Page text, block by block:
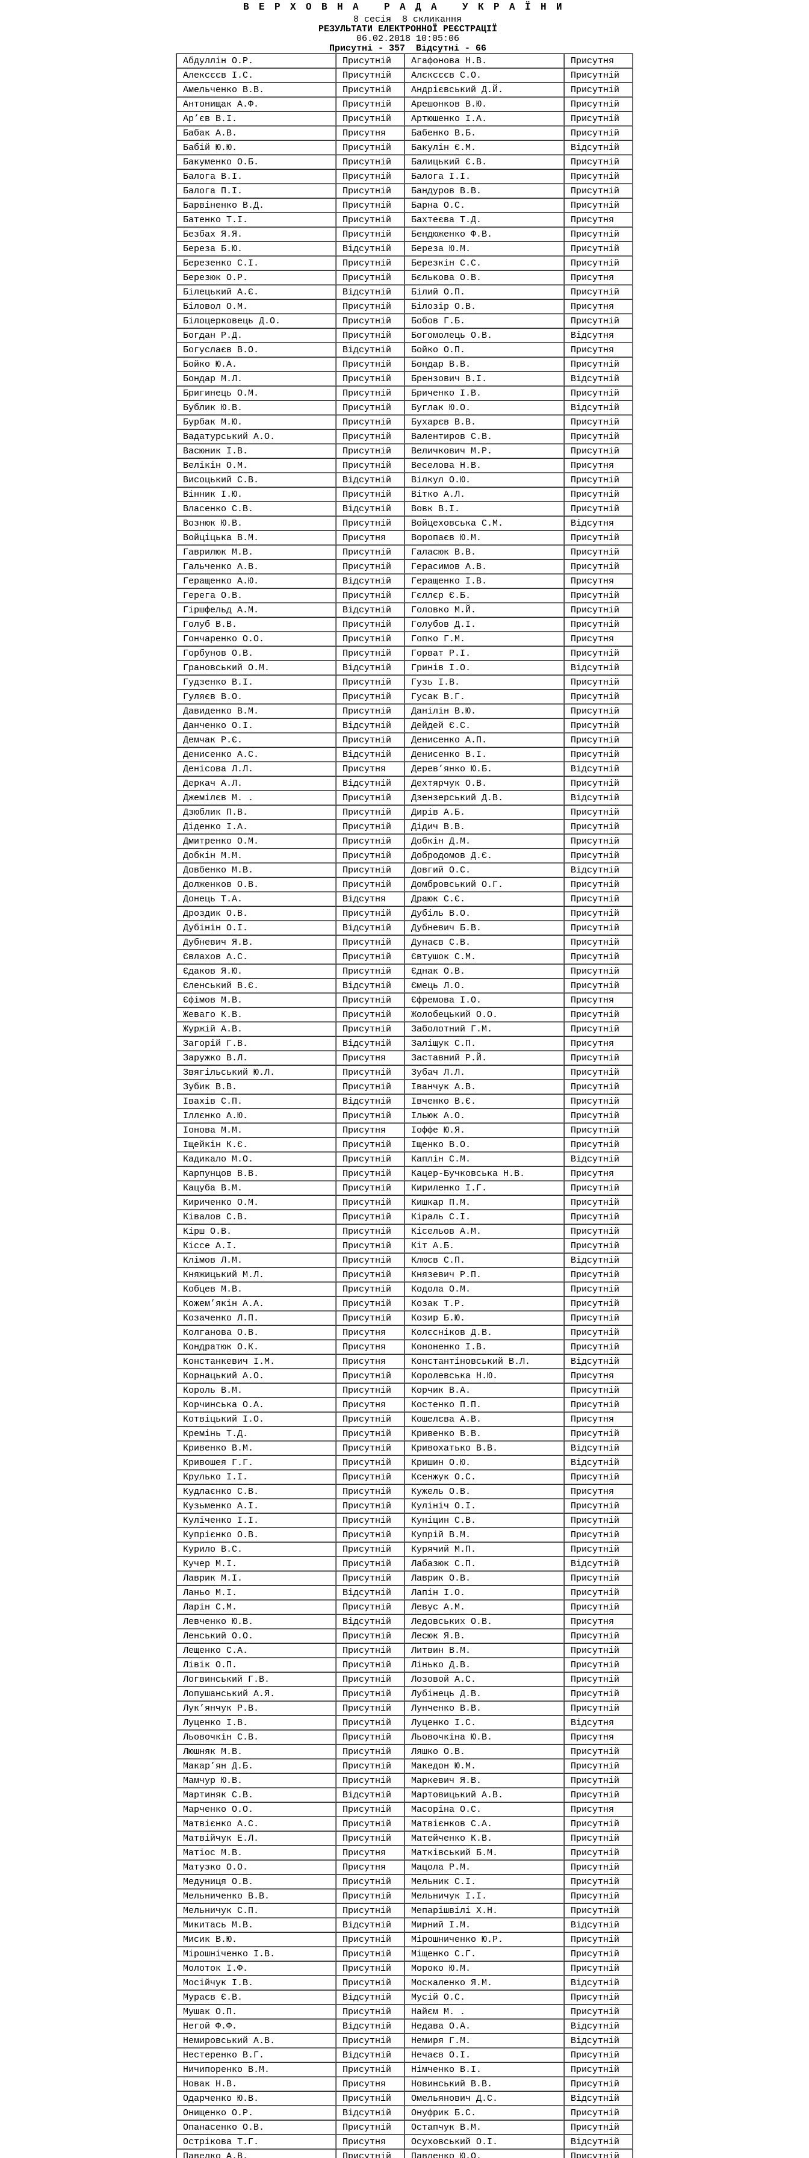
ВЕРХОВНА РАДА УКРАЇНИ
8 сесія 8 скликання
РЕЗУЛЬТАТИ ЕЛЕКТРОННОЇ РЕЄСТРАЦІЇ
06.02.2018 10:05:06
Присутні - 357 Відсутні - 66
Абдуллін О.Р.
Присутній Агафонова Н.В.
Присутня
Алексєєв І.С.
Присутній Алєксєєв С.О.
Присутній
Амельченко В.В.
Присутній Андрієвський Д.Й.
Присутній
Антонищак А.Ф.
Присутній Арешонков В.Ю.
Присутній
Ар’єв В.І.
Присутній Артюшенко І.А.
Присутній
Бабак А.В.
Присутня Бабенко В.Б.
Присутній
Бабій Ю.Ю.
Присутній Бакулін Є.М.
Відсутній
Бакуменко О.Б.
Присутній Балицький Є.В.
Присутній
Балога В.І.
Присутній Балога І.І.
Присутній
Балога П.І.
Присутній Бандуров В.В.
Присутній
Барвіненко В.Д.
Присутній Барна О.С.
Присутній
Батенко Т.І.
Присутній Бахтеєва Т.Д.
Присутня
Безбах Я.Я.
Присутній Бендюженко Ф.В.
Присутній
Береза Б.Ю.
Відсутній Береза Ю.М.
Присутній
Березенко С.І.
Присутній Березкін С.С.
Присутній
Березюк О.Р.
Присутній Бєлькова О.В.
Присутня
Білецький А.Є.
Відсутній Білий О.П.
Присутній
Біловол О.М.
Присутній Білозір О.В.
Присутня
Білоцерковець Д.О.
Присутній Бобов Г.Б.
Присутній
Богдан Р.Д.
Присутній Богомолець О.В.
Відсутня
Богуслаєв В.О.
Відсутній Бойко О.П.
Присутня
Бойко Ю.А.
Присутній Бондар В.В.
Присутній
Бондар М.Л.
Присутній Брензович В.І.
Відсутній
Бригинець О.М.
Присутній Бриченко І.В.
Присутній
Бублик Ю.В.
Присутній Буглак Ю.О.
Відсутній
Бурбак М.Ю.
Присутній Бухарєв В.В.
Присутній
Вадатурський А.О.
Присутній Валентиров С.В.
Присутній
Васюник І.В.
Присутній Величкович М.Р.
Присутній
Велікін О.М.
Присутній Веселова Н.В.
Присутня
Висоцький С.В.
Відсутній Вілкул О.Ю.
Присутній
Вінник І.Ю.
Присутній Вітко А.Л.
Присутній
Власенко С.В.
Відсутній Вовк В.І.
Присутній
Вознюк Ю.В.
Присутній Войцеховська С.М.
Відсутня
Войціцька В.М.
Присутня Воропаєв Ю.М.
Присутній
Гаврилюк М.В.
Присутній Галасюк В.В.
Присутній
Гальченко А.В.
Присутній Герасимов А.В.
Присутній
Геращенко А.Ю.
Відсутній Геращенко І.В.
Присутня
Герега О.В.
Присутній Гєллєр Є.Б.
Присутній
Гіршфельд А.М.
Відсутній Головко М.Й.
Присутній
Голуб В.В.
Присутній Голубов Д.І.
Присутній
Гончаренко О.О.
Присутній Гопко Г.М.
Присутня
Горбунов О.В.
Присутній Горват Р.І.
Присутній
Грановський О.М.
Відсутній Гринів І.О.
Відсутній
Гудзенко В.І.
Присутній Гузь І.В.
Присутній
Гуляєв В.О.
Присутній Гусак В.Г.
Присутній
Давиденко В.М.
Присутній Данілін В.Ю.
Присутній
Данченко О.І.
Відсутній Дейдей Є.С.
Присутній
Демчак Р.Є.
Присутній Денисенко А.П.
Присутній
Денисенко А.С.
Відсутній Денисенко В.І.
Присутній
Денісова Л.Л.
Присутня Дерев’янко Ю.Б.
Відсутній
Деркач А.Л.
Відсутній Дехтярчук О.В.
Присутній
Джемілєв М. .
Присутній Дзензерський Д.В.
Відсутній
Дзюблик П.В.
Присутній Дирів А.Б.
Присутній
Діденко І.А.
Присутній Дідич В.В.
Присутній
Дмитренко О.М.
Присутній Добкін Д.М.
Присутній
Добкін М.М.
Присутній Добродомов Д.Є.
Присутній
Довбенко М.В.
Присутній Довгий О.С.
Відсутній
Долженков О.В.
Присутній Домбровський О.Г.
Присутній
Донець Т.А.
Відсутня Драюк С.Є.
Присутній
Дроздик О.В.
Присутній Дубіль В.О.
Присутній
Дубінін О.І.
Відсутній Дубневич Б.В.
Присутній
Дубневич Я.В.
Присутній Дунаєв С.В.
Присутній
Євлахов А.С.
Присутній Євтушок С.М.
Присутній
Єдаков Я.Ю.
Присутній Єднак О.В.
Присутній
Єленський В.Є.
Відсутній Ємець Л.О.
Присутній
Єфімов М.В.
Присутній Єфремова І.О.
Присутня
Жеваго К.В.
Присутній Жолобецький О.О.
Присутній
Журжій А.В.
Присутній Заболотний Г.М.
Присутній
Загорій Г.В.
Відсутній Заліщук С.П.
Присутня
Заружко В.Л.
Присутня Заставний Р.Й.
Присутній
Звягільський Ю.Л.
Присутній Зубач Л.Л.
Присутній
Зубик В.В.
Присутній Іванчук А.В.
Присутній
Івахів С.П.
Відсутній Івченко В.Є.
Присутній
Іллєнко А.Ю.
Присутній Ільюк А.О.
Присутній
Іонова М.М.
Присутня Іоффе Ю.Я.
Присутній
Іщейкін К.Є.
Присутній Іщенко В.О.
Присутній
Кадикало М.О.
Присутній Каплін С.М.
Відсутній
Карпунцов В.В.
Присутній Кацер-Бучковська Н.В.
Присутня
Кацуба В.М.
Присутній Кириленко І.Г.
Присутній
Кириченко О.М.
Присутній Кишкар П.М.
Присутній
Ківалов С.В.
Присутній Кіраль С.І.
Присутній
Кірш О.В.
Присутній Кісельов А.М.
Присутній
Кіссе А.І.
Присутній Кіт А.Б.
Присутній
Клімов Л.М.
Присутній Клюєв С.П.
Відсутній
Княжицький М.Л.
Присутній Князевич Р.П.
Присутній
Кобцев М.В.
Присутній Кодола О.М.
Присутній
Кожем’якін А.А.
Присутній Козак Т.Р.
Присутній
Козаченко Л.П.
Присутній Козир Б.Ю.
Присутній
Колганова О.В.
Присутня Колєсніков Д.В.
Присутній
Кондратюк О.К.
Присутня Кононенко І.В.
Присутній
Констанкевич І.М.
Присутня Константіновський В.Л.
Відсутній
Корнацький А.О.
Присутній Королевська Н.Ю.
Присутня
Король В.М.
Присутній Корчик В.А.
Присутній
Корчинська О.А.
Присутня Костенко П.П.
Присутній
Котвіцький І.О.
Присутній Кошелєва А.В.
Присутня
Кремінь Т.Д.
Присутній Кривенко В.В.
Присутній
Кривенко В.М.
Присутній Кривохатько В.В.
Відсутній
Кривошея Г.Г.
Присутній Кришин О.Ю.
Відсутній
Крулько І.І.
Присутній Ксенжук О.С.
Присутній
Кудлаєнко С.В.
Присутній Кужель О.В.
Присутня
Кузьменко А.І.
Присутній Кулініч О.І.
Присутній
Куліченко І.І.
Присутній Куніцин С.В.
Присутній
Купрієнко О.В.
Присутній Купрій В.М.
Присутній
Курило В.С.
Присутній Курячий М.П.
Присутній
Кучер М.І.
Присутній Лабазюк С.П.
Відсутній
Лаврик М.І.
Присутній Лаврик О.В.
Присутній
Ланьо М.І.
Відсутній Лапін І.О.
Присутній
Ларін С.М.
Присутній Левус А.М.
Присутній
Левченко Ю.В.
Відсутній Ледовських О.В.
Присутня
Ленський О.О.
Присутній Лесюк Я.В.
Присутній
Лещенко С.А.
Присутній Литвин В.М.
Присутній
Лівік О.П.
Присутній Лінько Д.В.
Присутній
Логвинський Г.В.
Присутній Лозовой А.С.
Присутній
Лопушанський А.Я.
Присутній Лубінець Д.В.
Присутній
Лук’янчук Р.В.
Присутній Лунченко В.В.
Присутній
Луценко І.В.
Присутній Луценко І.С.
Відсутня
Льовочкін С.В.
Присутній Льовочкіна Ю.В.
Присутня
Люшняк М.В.
Присутній Ляшко О.В.
Присутній
Макар’ян Д.Б.
Присутній Македон Ю.М.
Присутній
Мамчур Ю.В.
Присутній Маркевич Я.В.
Присутній
Мартиняк С.В.
Відсутній Мартовицький А.В.
Присутній
Марченко О.О.
Присутній Масоріна О.С.
Присутня
Матвієнко А.С.
Присутній Матвієнков С.А.
Присутній
Матвійчук Е.Л.
Присутній Матейченко К.В.
Присутній
Матіос М.В.
Присутня Матківський Б.М.
Присутній
Матузко О.О.
Присутня Мацола Р.М.
Присутній
Медуниця О.В.
Присутній Мельник С.І.
Присутній
Мельниченко В.В.
Присутній Мельничук І.І.
Присутній
Мельничук С.П.
Присутній Мепарішвілі Х.Н.
Присутній
Микитась М.В.
Відсутній Мирний І.М.
Відсутній
Мисик В.Ю.
Присутній Мірошниченко Ю.Р.
Присутній
Мірошніченко І.В.
Присутній Міщенко С.Г.
Присутній
Молоток І.Ф.
Присутній Мороко Ю.М.
Присутній
Мосійчук І.В.
Присутній Москаленко Я.М.
Відсутній
Мураєв Є.В.
Відсутній Мусій О.С.
Присутній
Мушак О.П.
Присутній Найєм М. .
Присутній
Негой Ф.Ф.
Відсутній Недава О.А.
Відсутній
Немировський А.В.
Присутній Немиря Г.М.
Відсутній
Нестеренко В.Г.
Відсутній Нечаєв О.І.
Присутній
Ничипоренко В.М.
Присутній Німченко В.І.
Присутній
Новак Н.В.
Присутня Новинський В.В.
Присутній
Одарченко Ю.В.
Присутній Омельянович Д.С.
Відсутній
Онищенко О.Р.
Відсутній Онуфрик Б.С.
Присутній
Опанасенко О.В.
Присутній Остапчук В.М.
Присутній
Острікова Т.Г.
Присутня Осуховський О.І.
Відсутній